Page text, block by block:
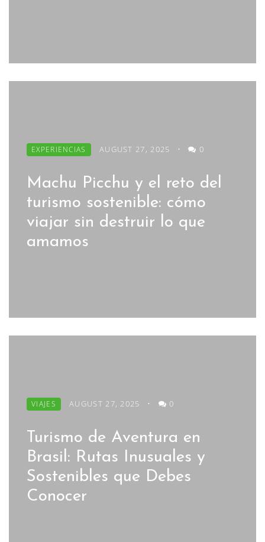
EXPERIENCIAS AUGUST 27, 2025 • 0
Machu Picchu y el reto del
turismo sostenible: cómo
viajar sin destruir lo que
amamos
VIAJES AUGUST 27, 2025 • 0
Turismo de Aventura en
Brasil: Rutas Inusuales y
Sostenibles que Debes
Conocer